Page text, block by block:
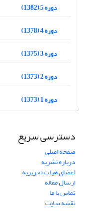
دوره 5 (1382)
دوره 4 (1378)
دوره 3 (1375)
دوره 2 (1373)
دوره 1 (1373)
دسترسی سریع
صفحه اصلی
درباره نشریه
اعضای هیات تحریریه
ارسال مقاله
تماس با ما
نقشه سایت